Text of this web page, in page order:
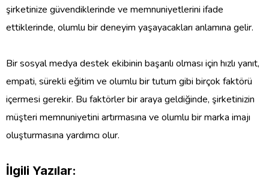
şirketinize güvendiklerinde ve memnuniyetlerini ifade
ettiklerinde, olumlu bir deneyim yaşayacakları anlamına gelir.
Bir sosyal medya destek ekibinin başarılı olması için hızlı yanıt,
empati, sürekli eğitim ve olumlu bir tutum gibi birçok faktörü
içermesi gerekir. Bu faktörler bir araya geldiğinde, şirketinizin
müşteri memnuniyetini artırmasına ve olumlu bir marka imajı
oluşturmasına yardımcı olur.
İlgili Yazılar: